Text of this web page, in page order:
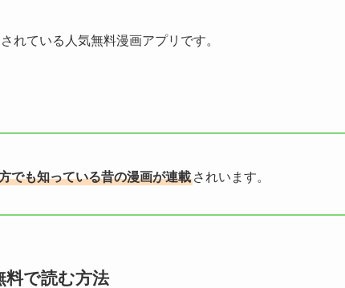
れている人気無料漫画アプリです。
でも知っている昔の漫画が連載 されいます。
で読む方法